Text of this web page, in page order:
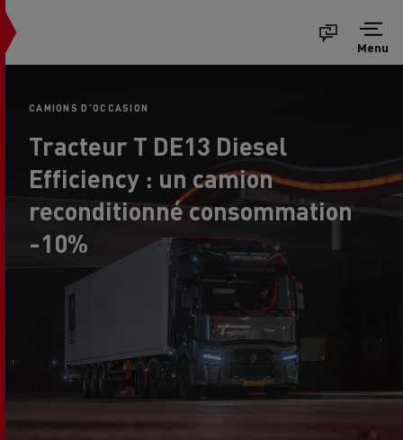
Menu
CAMIONS D'OCCASION
Tracteur T DE13 Diesel
Efficiency : un camion
reconditionné consommation
-10%